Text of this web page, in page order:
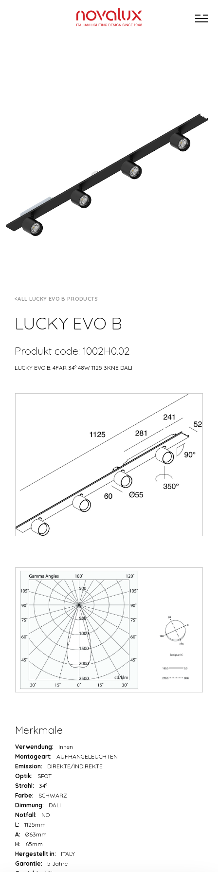
ALL LUCKY EVO B PRODUCTS
LUCKY EVO B
Produkt code: 1002H0.02
LUCKY EVO B: 4FAR 34° 48W 1125 3KNE DALI
Merkmale
Verwendung:
Innen
Montageart:
AUFHÄNGELEUCHTEN
Emission:
DIREKTE/INDIREKTE
Optik:
SPOT
Strahl:
34°
Farbe:
SCHWARZ
Dimmung:
DALI
Notfall:
NO
L:
1125mm
A:
Ø63mm
H:
65mm
Hergestellt in:
ITALY
Garantie:
5 Jahre